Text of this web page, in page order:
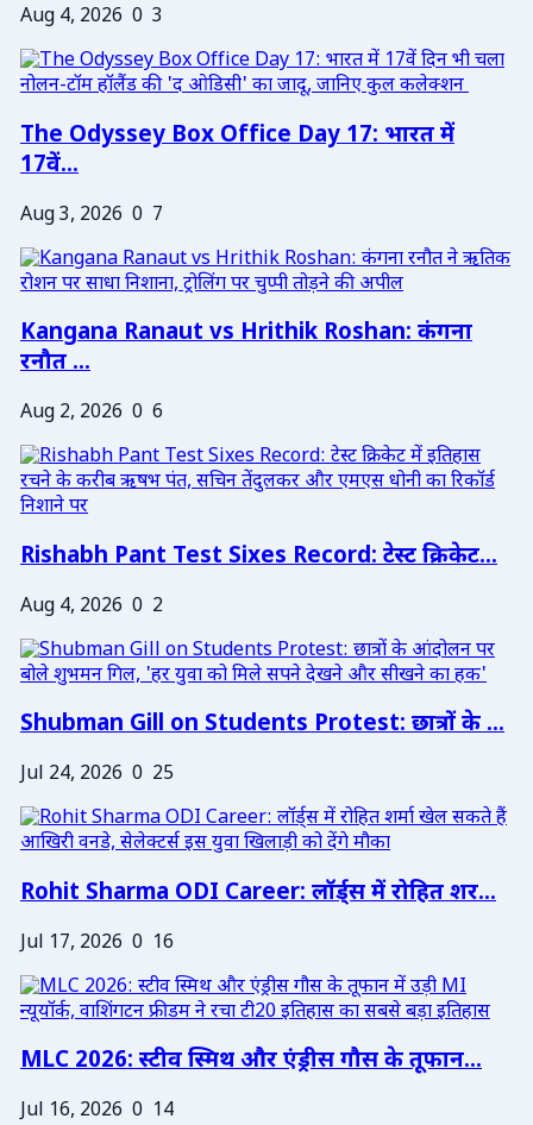
Aug 4, 2026 0 3
The Odyssey Box Office Day 17: भारत में
17वें...
Aug 3, 2026 0 7
Kangana Ranaut vs Hrithik Roshan: कंगना
रनौत ...
Aug 2, 2026 0 6
Rishabh Pant Test Sixes Record: टेस्ट क्रिकेट...
Aug 4, 2026 0 2
Shubman Gill on Students Protest: छात्रों के ...
Jul 24, 2026 0 25
Rohit Sharma ODI Career: लॉर्ड्स में रोहित शर...
Jul 17, 2026 0 16
MLC 2026: स्टीव स्मिथ और एंड्रीस गौस के तूफान...
Jul 16, 2026 0 14